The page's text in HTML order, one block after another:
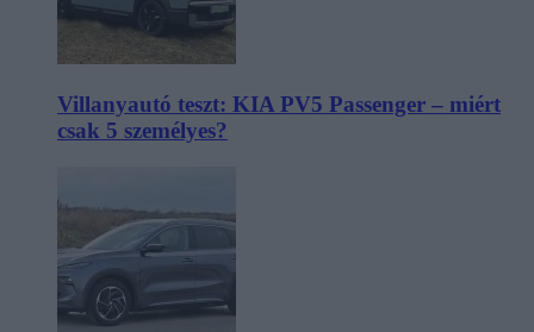
Villanyautó teszt: KIA PV5 Passenger – miért
csak 5 személyes?